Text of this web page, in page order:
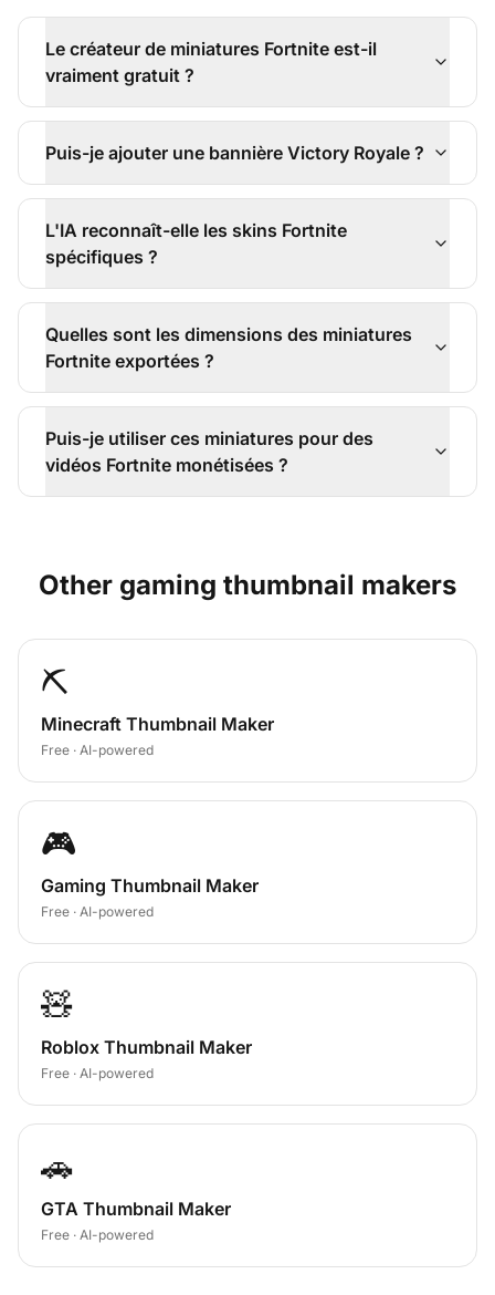
Le créateur de miniatures Fortnite est-il
vraiment gratuit ?
Puis-je ajouter une bannière Victory Royale ?
L'IA reconnaît-elle les skins Fortnite
spécifiques ?
Quelles sont les dimensions des miniatures
Fortnite exportées ?
Puis-je utiliser ces miniatures pour des
vidéos Fortnite monétisées ?
Other gaming thumbnail makers
⛏️
Minecraft Thumbnail Maker
Free · AI-powered
🎮
Gaming Thumbnail Maker
Free · AI-powered
🧸
Roblox Thumbnail Maker
Free · AI-powered
🚗
GTA Thumbnail Maker
Free · AI-powered